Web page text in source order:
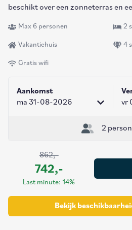
beschikt over een zonneterras en
Max 6 personen 2
Vakantiehuis 4
Gratis wifi
Aankomst
ma 31-08-2026
vr
2
862,-
742,-
Last minute: 14%
Bekijk